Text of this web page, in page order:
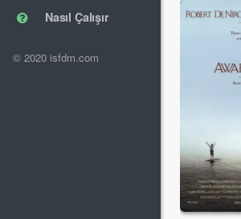
Nasıl Çalışır
© 2020 isfdm.com